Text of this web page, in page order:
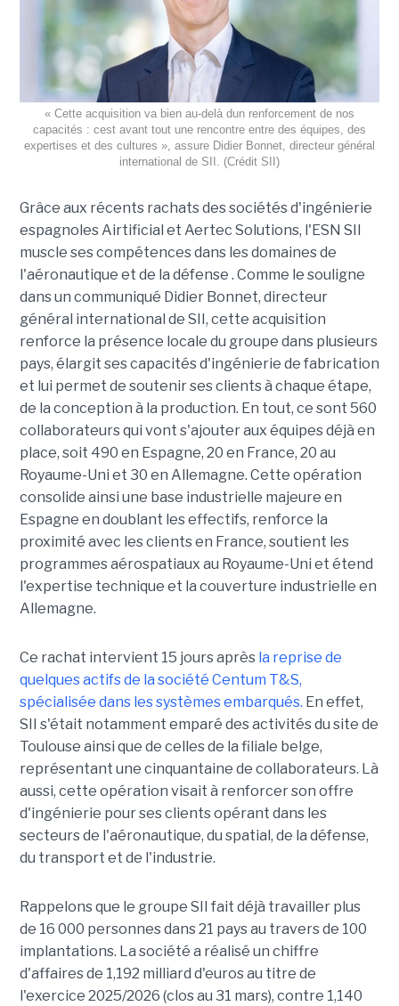
« Cette acquisition va bien au-delà dun renforcement de nos
capacités : cest avant tout une rencontre entre des équipes, des
expertises et des cultures », assure Didier Bonnet, directeur général
international de SII. (Crédit SII)
Grâce aux récents rachats des sociétés d'ingénierie
espagnoles Airtificial et Aertec Solutions, l'ESN SII
muscle ses compétences dans les domaines de
l'aéronautique et de la défense . Comme le souligne
dans un communiqué Didier Bonnet, directeur
général international de SII, cette acquisition
renforce la présence locale du groupe dans plusieurs
pays, élargit ses capacités d'ingénierie de fabrication
et lui permet de soutenir ses clients à chaque étape,
de la conception à la production. En tout, ce sont 560
collaborateurs qui vont s'ajouter aux équipes déjà en
place, soit 490 en Espagne, 20 en France, 20 au
Royaume-Uni et 30 en Allemagne. Cette opération
consolide ainsi une base industrielle majeure en
Espagne en doublant les effectifs, renforce la
proximité avec les clients en France, soutient les
programmes aérospatiaux au Royaume-Uni et étend
l'expertise technique et la couverture industrielle en
Allemagne.
Ce rachat intervient 15 jours après la reprise de
quelques actifs de la société Centum T&S,
spécialisée dans les systèmes embarqués. En effet,
SII s'était notamment emparé des activités du site de
Toulouse ainsi que de celles de la filiale belge,
représentant une cinquantaine de collaborateurs. Là
aussi, cette opération visait à renforcer son offre
d'ingénierie pour ses clients opérant dans les
secteurs de l'aéronautique, du spatial, de la défense,
du transport et de l'industrie.
Rappelons que le groupe SII fait déjà travailler plus
de 16 000 personnes dans 21 pays au travers de 100
implantations. La société a réalisé un chiffre
d'affaires de 1,192 milliard d'euros au titre de
l'exercice 2025/2026 (clos au 31 mars), contre 1,140